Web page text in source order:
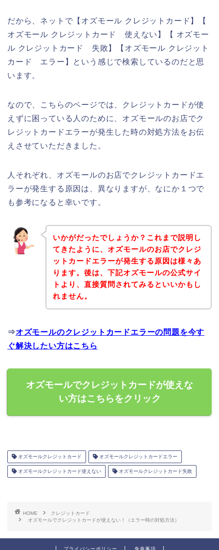
だから、ネットで【オズモール クレジットカード】【
オズモール クレジットカード 使えない】【 オズモー
ル クレジットカード 失敗】【オズモール クレジット
カード エラー】という感じで検索しているのだと思
います。
なので、こちらのページでは、クレジットカードが使
えずに困っている人のために、オズモールのお店でク
レジットカードエラーが発生した時の対処方法をお伝
えさせていただきました。
人それぞれ、オズモールのお店でクレジットカードエ
ラーが発生する原因は、異なりますが、なにか１つで
も参考になると幸いです。
いかがだったでしょうか？これまで説明し
てきたように、オズモールのお店でクレジ
ットカードエラーが発生する原因は様々あ
ります。後は、下記オズモールの公式サイ
トより、直接質問されてみるといいかもし
れません。
⇒オズモールのクレジットカードエラーの問題を今す
ぐ解決したい方はこちら
オズモールでクレジットカードが使えな
い方はこちらをクリック
オズモールクレジットカード オズモールクレジットカードエラー
オズモールクレジットカード使えない オズモールクレジットカード失敗
HOME
クレジットカード
オズモールでクレジットカードが使えない！（エラー時の対処方法）
プライバシーポリシー 免責事項